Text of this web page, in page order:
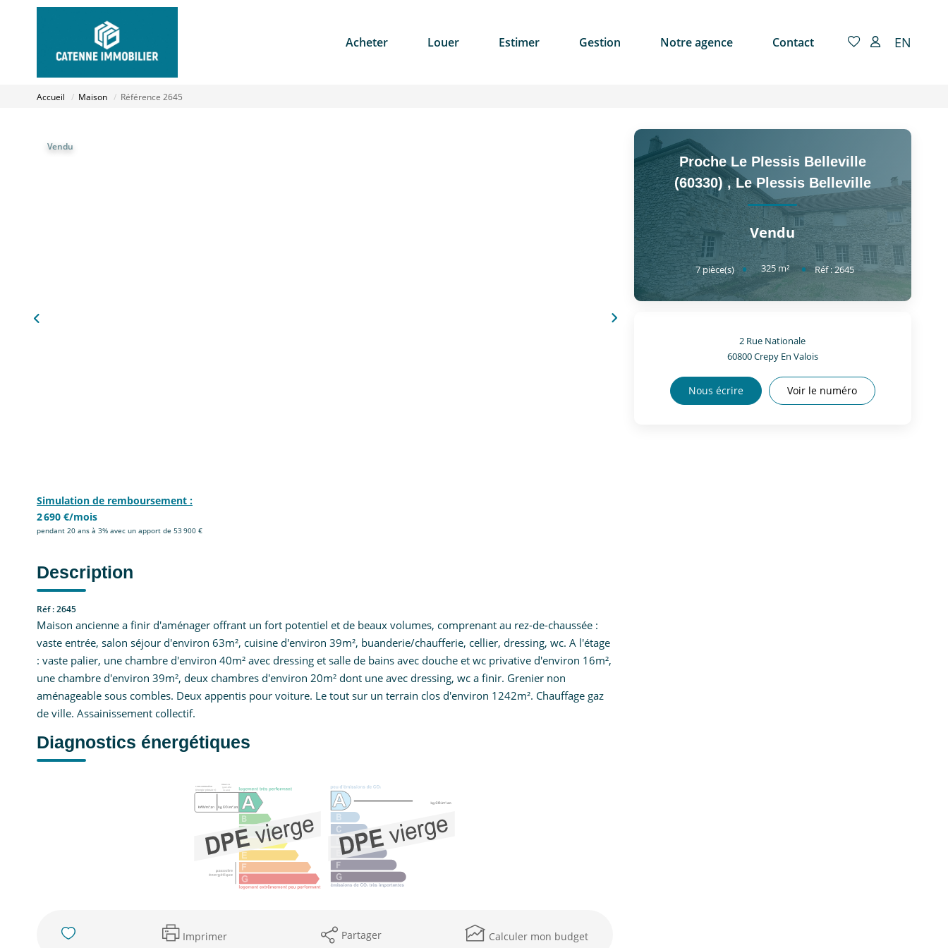
Acheter Louer Estimer Gestion Notre agence Contact EN
Accueil Maison Référence 2645
Vendu
Simulation de remboursement :
2 690 €/mois
pendant 20 ans à 3% avec un apport de 53 900 €
Description
Réf : 2645
Maison ancienne a finir d'aménager offrant un fort potentiel et de beaux volumes, comprenant au rez-de-chaussée :
vaste entrée, salon séjour d'environ 63m², cuisine d'environ 39m², buanderie/chaufferie, cellier, dressing, wc. A l'étage
: vaste palier, une chambre d'environ 40m² avec dressing et salle de bains avec douche et wc privative d'environ 16m²,
une chambre d'environ 39m², deux chambres d'environ 20m² dont une avec dressing, wc a finir. Grenier non
aménageable sous combles. Deux appentis pour voiture. Le tout sur un terrain clos d'environ 1242m². Chauffage gaz
de ville. Assainissement collectif.
Diagnostics énergétiques
Imprimer Partager Calculer mon budget
Proche Le Plessis Belleville
(60330),Le Plessis Belleville
Vendu
7pièce(s) 325m² Réf :2645
2 Rue Nationale
60800Crepy En Valois
Nous écrire Voir le numéro